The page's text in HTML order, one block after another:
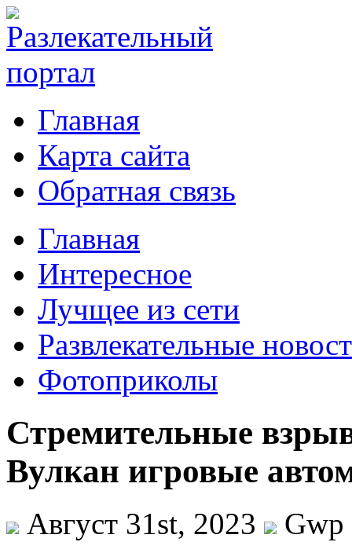
Главная
Карта сайта
Обратная связь
Главная
Интересное
Лучщее из сети
Развлекательные
Фотоприколы
Стремительные
Вулкан игровые
Август 31st, 2023
Gwp